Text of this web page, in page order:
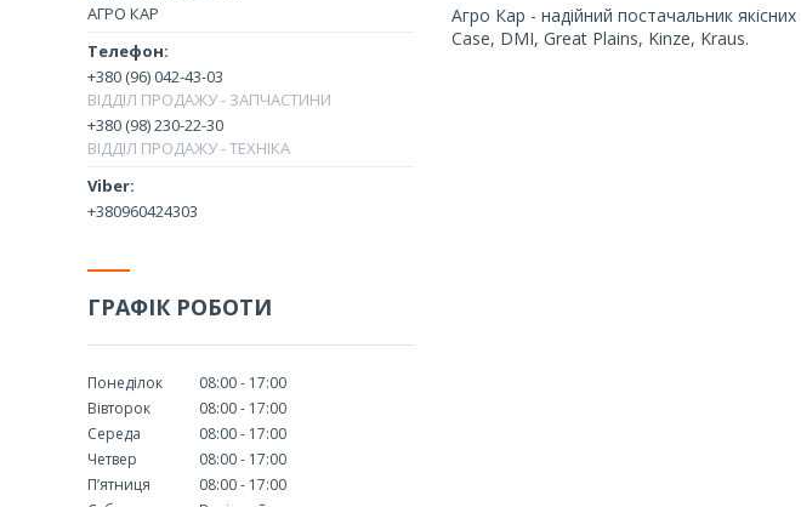
Агро Кар - надійний постачальник
Case, DMI, Great Plains, Kinze, Kraus.
АГРО КАР
+380 (96) 042-43-03
ВІДДІЛ ПРОДАЖУ - ЗАПЧАСТИНИ
+380 (98) 230-22-30
ВІДДІЛ ПРОДАЖУ - ТЕХНІКА
+380960424303
ГРАФІК РОБОТИ
Понеділок 08:00
17:00
Вівторок
08:00
17:00
Середа
08:00
17:00
Четвер
08:00
17:00
Пʼятниця
08:00
17:00